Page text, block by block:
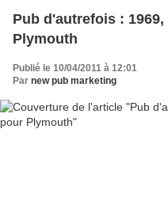
Pub d'autrefois :
Plymouth
Publié le 10/04/2011 à 12:01
Par new pub marketing